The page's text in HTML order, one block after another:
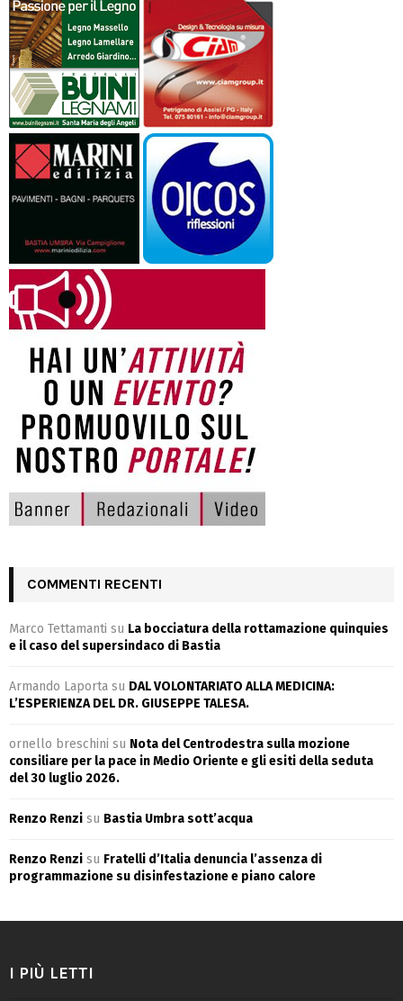
COMMENTI RECENTI
Marco Tettamanti su La bocciatura della rottamazione quinquies
e il caso del supersindaco di Bastia
Armando Laporta su DAL VOLONTARIATO ALLA MEDICINA:
L’ESPERIENZA DEL DR. GIUSEPPE TALESA.
ornello breschini su Nota del Centrodestra sulla mozione
consiliare per la pace in Medio Oriente e gli esiti della seduta
del 30 luglio 2026.
Renzo Renzi su Bastia Umbra sott’acqua
Renzo Renzi su Fratelli d’Italia denuncia l’assenza di
programmazione su disinfestazione e piano calore
I PIÙ LETTI